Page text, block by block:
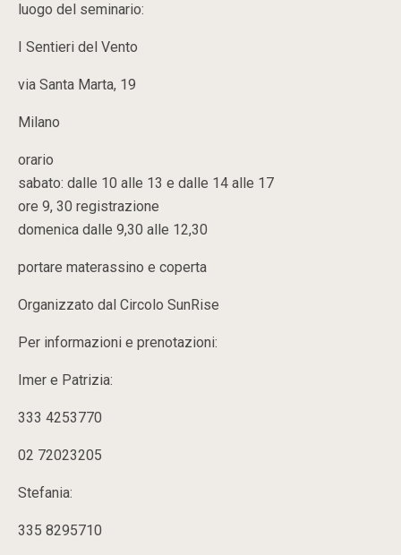
luogo del seminario:
I Sentieri del Vento
via Santa Marta, 19
Milano
orario
sabato: dalle 10 alle 13 e dalle 14 alle 17
ore 9, 30 registrazione
domenica dalle 9,30 alle 12,30
portare materassino e coperta
Organizzato dal Circolo SunRise
Per informazioni e prenotazioni:
Imer e Patrizia:
333 4253770
02 72023205
Stefania:
335 8295710